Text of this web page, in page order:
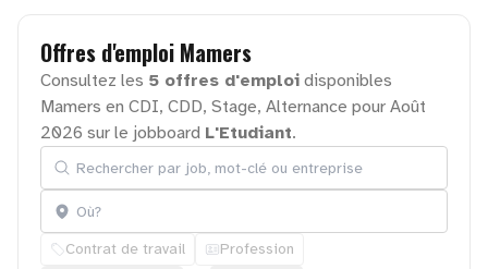
Offres d'emploi Mamers
Consultez les 5 offres d'emploi disponibles
Mamers en CDI, CDD, Stage, Alternance pour Août
2026 sur le jobboard L'Etudiant.
Rechercher par job, mot-clé ou entreprise
Localisation
Contrat de travail Profession